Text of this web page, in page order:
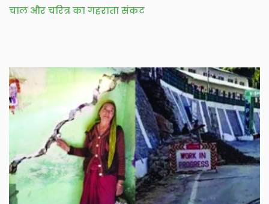
चाल और चरित्र का गहराता संकट